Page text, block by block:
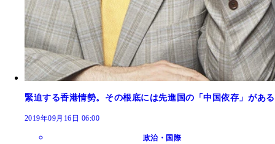
緊迫する香港情勢。その根底には先進国の「中国依存」がある
2019年09月16日 06:00
政治・国際